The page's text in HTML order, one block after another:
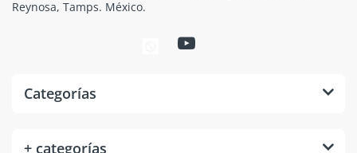
Reynosa, Tamps. México.
Categorías
+ categorías